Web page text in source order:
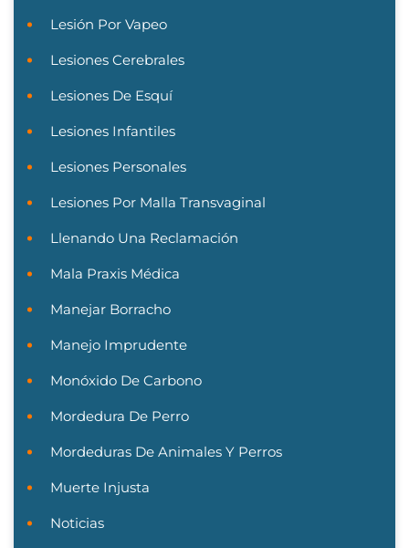
Lesión Por Vapeo
Lesiones Cerebrales
Lesiones De Esquí
Lesiones Infantiles
Lesiones Personales
Lesiones Por Malla Transvaginal
Llenando Una Reclamación
Mala Praxis Médica
Manejar Borracho
Manejo Imprudente
Monóxido De Carbono
Mordedura De Perro
Mordeduras De Animales Y Perros
Muerte Injusta
Noticias